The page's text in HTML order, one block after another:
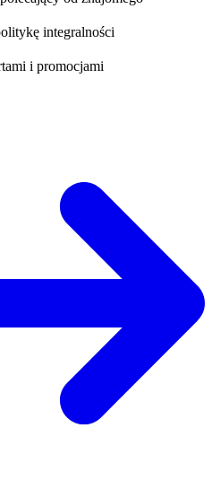
integralności
i promocjami